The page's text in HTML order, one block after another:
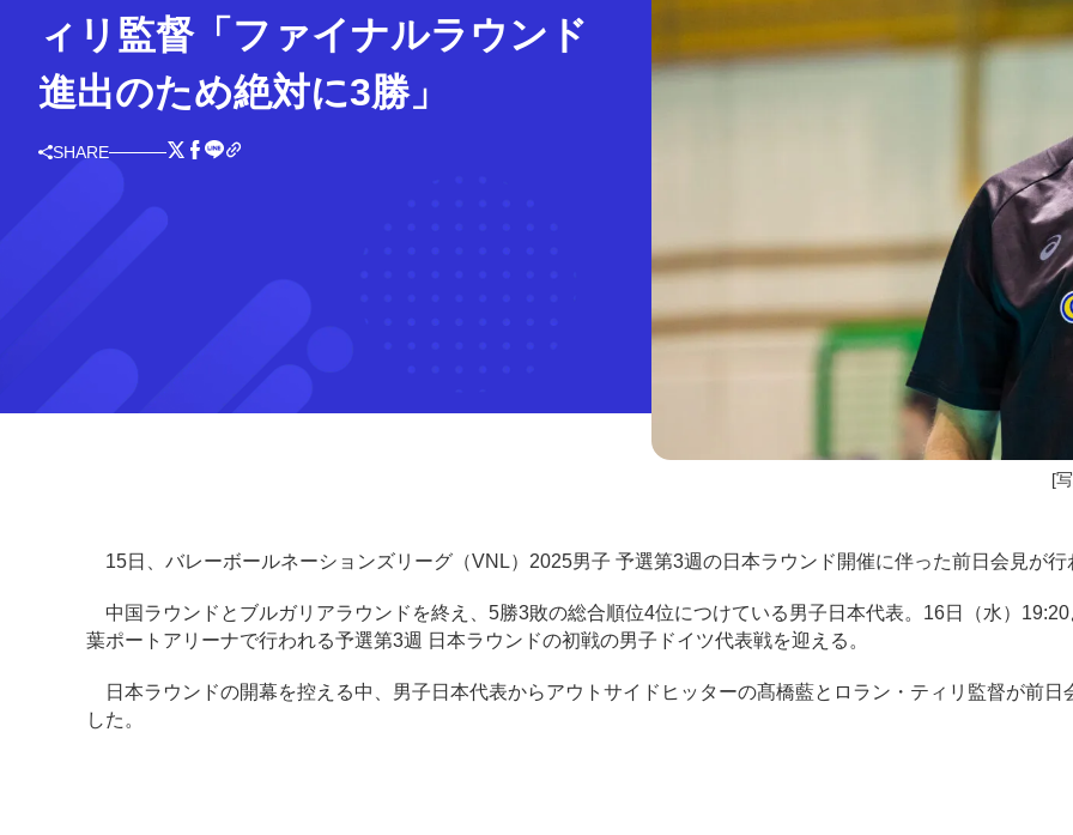
ィリ監督「ファイナルラウンド
進出のため絶対に3勝」
SHARE
[
15日、バレーボールネーションズリーグ（VNL）2025男子 予選第3週の日本ラウンド開催に伴った前日会見が行
中国ラウンドとブルガリアラウンドを終え、5勝3敗の総合順位4位につけている男子日本代表。16日（水）
葉ポートアリーナで行われる予選第3週 日本ラウンドの初戦の男子ドイツ代表戦を迎える。
日本ラウンドの開幕を控える中、男子日本代表からアウトサイドヒッターの髙橋藍とロラン・ティリ監督が前日
した。